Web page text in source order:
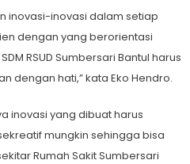
inovasi-inovasi dalam setiap
dengan yang berorientasi
RSUD Sumbersari Bantul harus
dengan hati,” kata Eko Hendro.
inovasi yang dibuat harus
mungkin sehingga bisa
Rumah Sakit Sumbersari